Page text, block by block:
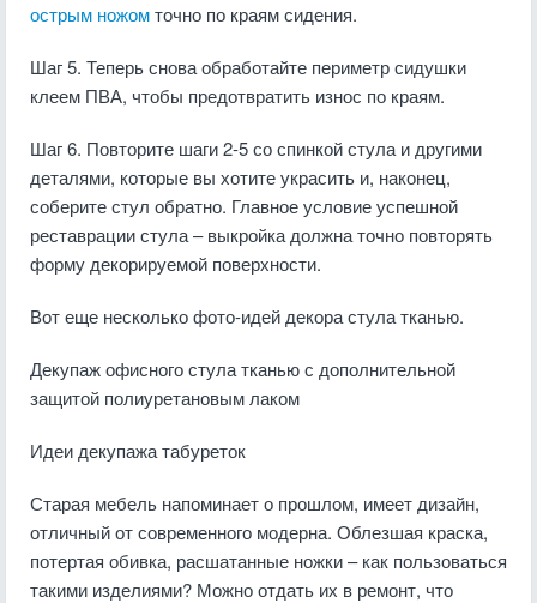
острым ножомточно по краям сидения.
Шаг 5. Теперь снова обработайте периметр сидушки
клеем ПВА, чтобы предотвратить износ по краям.
Шаг 6. Повторите шаги 2-5 со спинкой стула и другими
деталями, которые вы хотите украсить и, наконец,
соберите стул обратно. Главное условие успешной
реставрации стула – выкройка должна точно повторять
форму декорируемой поверхности.
Вот еще несколько фото-идей декора стула тканью.
Декупаж офисного стула тканью с дополнительной
защитой полиуретановым лаком
Идеи декупажа табуреток
Старая мебель напоминает о прошлом, имеет дизайн,
отличный от современного модерна. Облезшая краска,
потертая обивка, расшатанные ножки – как пользоваться
такими изделиями? Можно отдать их в ремонт, что